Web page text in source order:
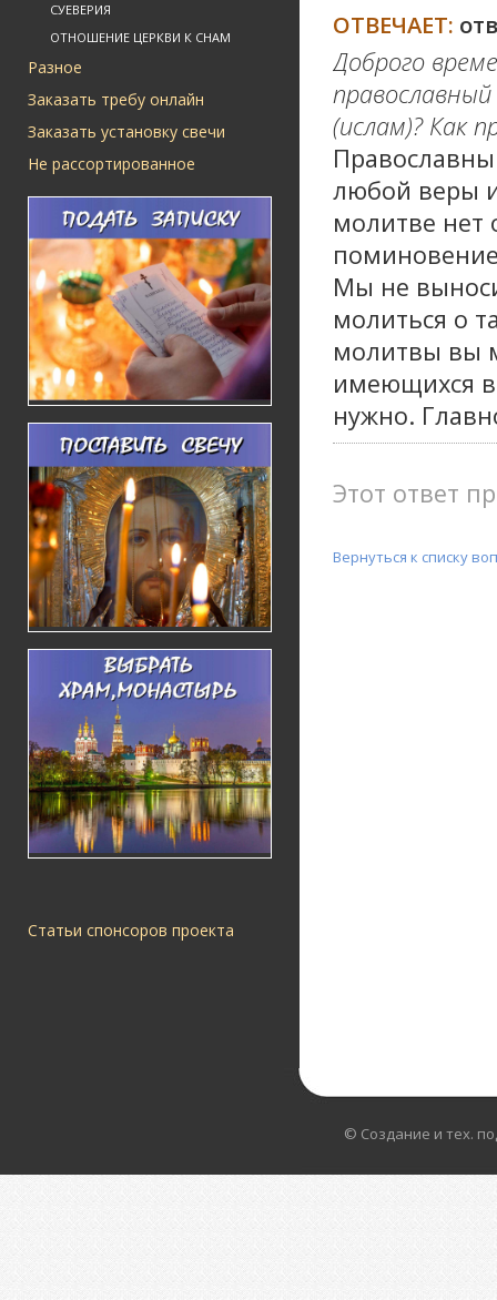
СУЕВЕРИЯ
ОТНОШЕНИЕ ЦЕРКВИ К СНАМ
Разное
Заказать требу онлайн
Заказать установку свечи
Не рассортированное
Статьи спонсоров проекта
ОТВЕЧАЕТ:
Доброго
(ислам)? Как
любой веры
молитве нет
Мы не
молиться о
молитвы вы
имеющихся в
нужно.
Этот ответ
Вернуться к списку
© Создание и тех.